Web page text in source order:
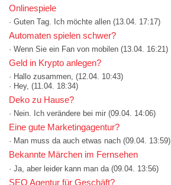
Onlinespiele
· Guten Tag. Ich möchte allen (13.04. 17:17)
Automaten spielen schwer?
· Wenn Sie ein Fan von mobilen (13.04. 16:21)
Geld in Krypto anlegen?
· Hallo zusammen, (12.04. 10:43)
· Hey, (11.04. 18:34)
Deko zu Hause?
· Nein. Ich verändere bei mir (09.04. 14:06)
Eine gute Marketingagentur?
· Man muss da auch etwas nach (09.04. 13:59)
Bekannte Märchen im Fernsehen
· Ja, aber leider kann man da (09.04. 13:56)
SEO Agentur für Geschäft?